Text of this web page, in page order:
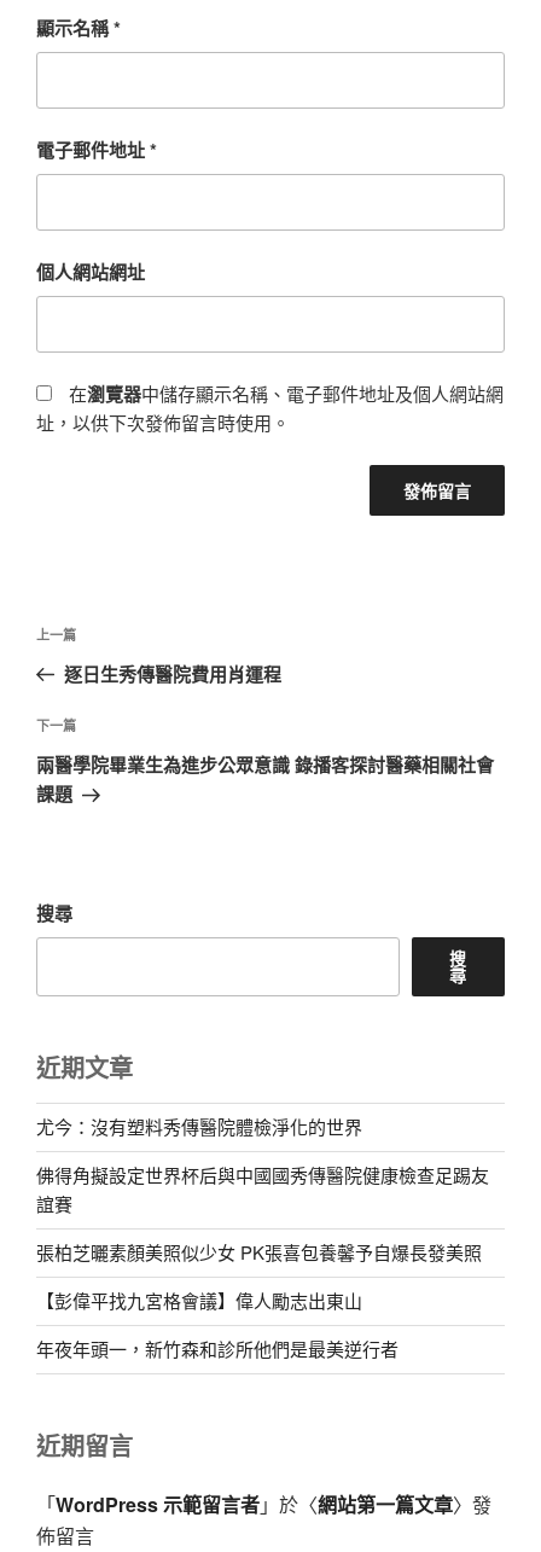
顯示名稱*
電子郵件地址*
個人網站網址
在瀏覽器中儲存顯示名稱、電子郵件地址及個人網站網
址，以供下次發佈留言時使用。
文
導
覽
上
一
文
章
上一篇
逐日生秀傳醫院費用肖運程
下
一
篇
下一篇
兩醫學院畢業生為進步公眾意識 錄播客探討醫藥相關社會
課題
搜尋
搜
尋
近期文章
尤今：沒有塑料秀傳醫院體檢淨化的世界
佛得角擬設定世界杯后與中國國秀傳醫院健康檢查足踢友
誼賽
張柏芝曬素顏美照似少女 PK張喜包養馨予自爆長發美照
【彭偉平找九宮格會議】偉人勵志出東山
年夜年頭一，新竹森和診所他們是最美逆行者
近期留言
「WordPress 示範留言者」於〈網站第一篇文章〉發
佈留言